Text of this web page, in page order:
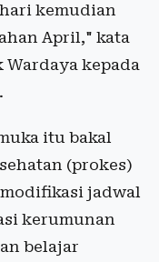
kemudian
April," kata
kepada
itu bakal
(prokes)
jadwal
kerumunan
belajar